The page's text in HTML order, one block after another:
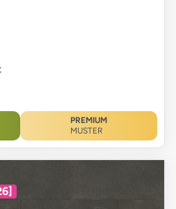
PREMIUM
MUSTER